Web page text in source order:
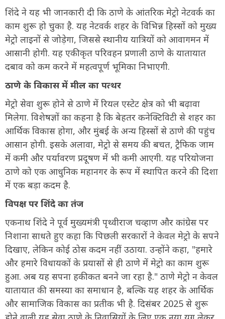
शिंदे ने यह भी जानकारी दी कि ठाणे के आंतरिक मेट्रो नेटवर्क का
काम शुरू हो चुका है. यह नेटवर्क शहर के विभिन्न हिस्सों को मुख्य
मेट्रो लाइनों से जोड़ेगा, जिससे स्थानीय यात्रियों को आवागमन में
आसानी होगी. यह एकीकृत परिवहन प्रणाली ठाणे के यातायात
दबाव को कम करने में महत्वपूर्ण भूमिका निभाएगी.
ठाणे के विकास में मील का पत्थर
मेट्रो सेवा शुरू होने से ठाणे में रियल एस्टेट क्षेत्र को भी बढ़ावा
मिलेगा. विशेषज्ञों का कहना है कि बेहतर कनेक्टिविटी से शहर का
आर्थिक विकास होगा, और मुंबई के अन्य हिस्सों से ठाणे की पहुंच
आसान होगी. इसके अलावा, मेट्रो से समय की बचत, ट्रैफिक जाम
में कमी और पर्यावरण प्रदूषण में भी कमी आएगी. यह परियोजना
ठाणे को एक आधुनिक महानगर के रूप में स्थापित करने की दिशा
में एक बड़ा कदम है.
विपक्ष पर शिंदे का तंज
एकनाथ शिंदे ने पूर्व मुख्यमंत्री पृथ्वीराज चव्हाण और कांग्रेस पर
निशाना साधते हुए कहा कि पिछली सरकारों ने केवल मेट्रो के सपने
दिखाए, लेकिन कोई ठोस कदम नहीं उठाया. उन्होंने कहा, "हमारे
और हमारे विधायकों के प्रयासों से ही ठाणे में मेट्रो का काम शुरू
हुआ. अब यह सपना हकीकत बनने जा रहा है." ठाणे मेट्रो न केवल
यातायात की समस्या का समाधान है, बल्कि यह शहर के आर्थिक
और सामाजिक विकास का प्रतीक भी है. दिसंबर 2025 से शुरू